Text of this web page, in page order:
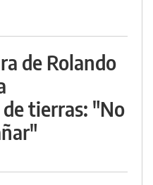
de Rolando
tierras: "No